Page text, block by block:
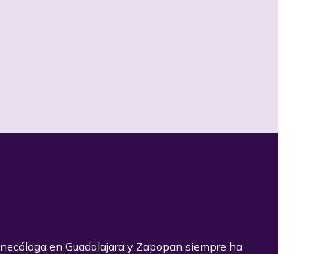
en Guadalajara y Zapopan siempre ha